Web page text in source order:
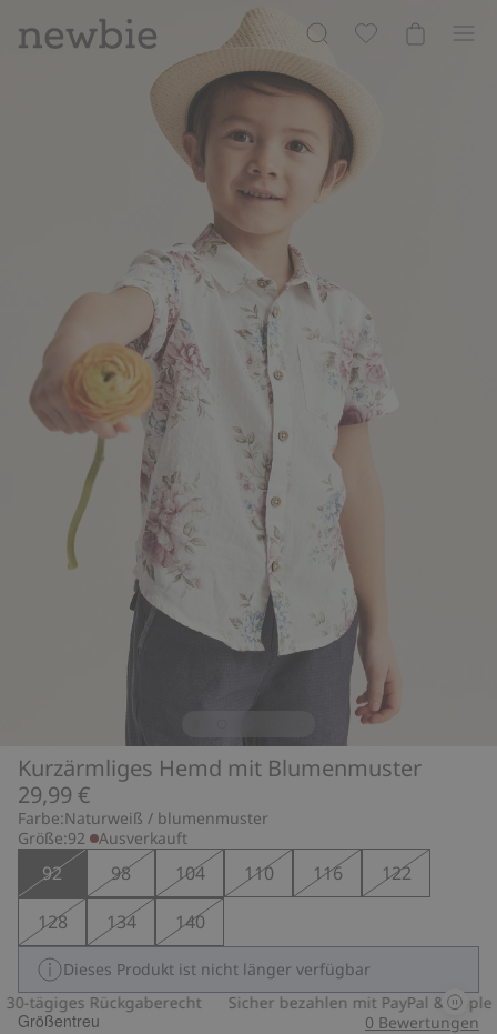
Kurzärmliges Hemd mit Blumenmuster
29,99 €
Farbe:Naturweiß / blumenmuster
Größe:92 Ausverkauft
92 98 104 110 116
122
128
134 140
Dieses Produkt ist nicht länger verfügbar
tägiges Rückgaberecht
Sicher bezahlen mit PayPal & Apple
Größentreu 0 Bewertungen